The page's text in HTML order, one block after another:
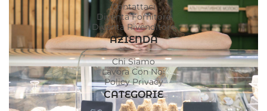
Contattaci
Diventa Fornitore
Diventa Rivenditore
AZIENDA
Chi Siamo
Lavora Con Noi
Policy Privacy
CATEGORIE